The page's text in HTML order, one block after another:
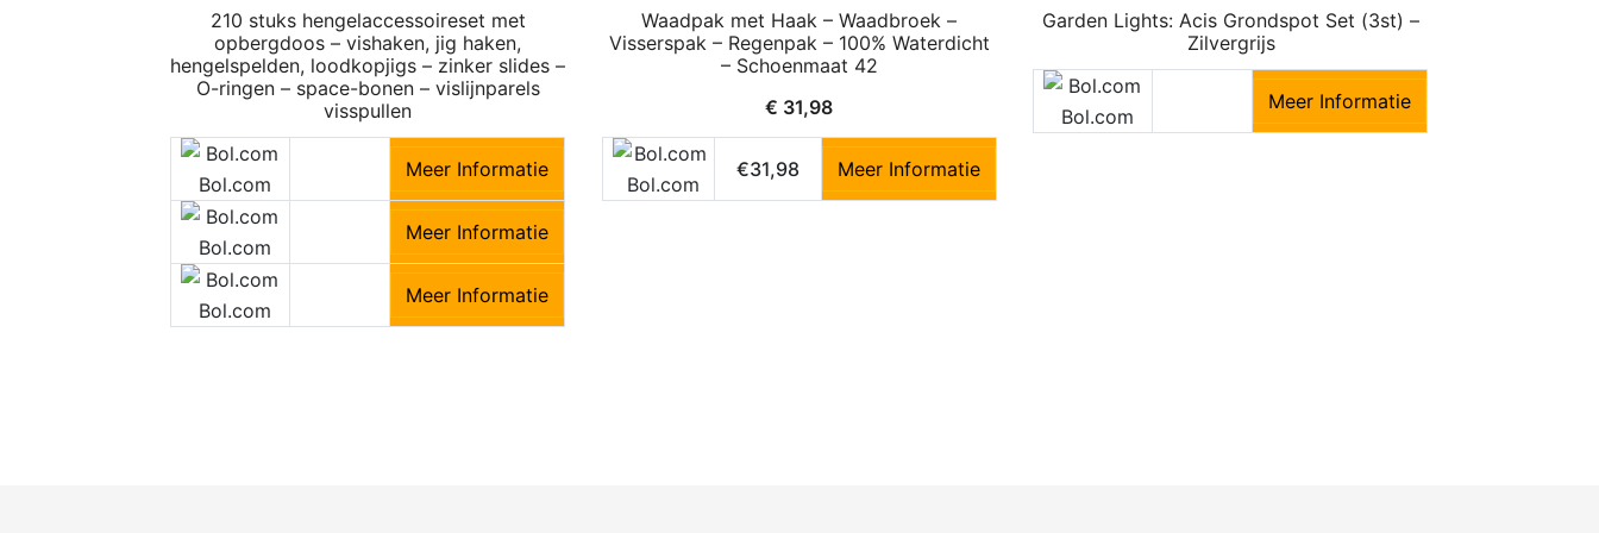
210 stuks hengelaccessoireset met
opbergdoos – vishaken, jig haken,
hengelspelden, loodkopjigs – zinker slides –
O-ringen – space-bonen – vislijnparels
visspullen
Bol.com
Meer Informatie
Bol.com
Meer Informatie
Bol.com
Meer Informatie
Waadpak met Haak – Waadbroek –
Visserspak – Regenpak – 100% Waterdicht
– Schoenmaat 42
€ 31,98
Bol.com
€31,98 Meer Informatie
Garden Lights: Acis Grondspot Set (3st) –
Zilvergrijs
Bol.com
Meer Informatie